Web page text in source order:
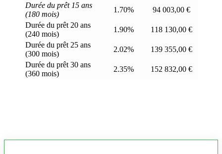
Durée du prêt 15 ans
(180 mois)
1.70%
94 003,00 €
Durée du prêt 20 ans
(240 mois)
1.90%
118 130,00 €
Durée du prêt 25 ans
(300 mois)
2.02%
139 355,00 €
Durée du prêt 30 ans
(360 mois)
2.35% 152 832,00 €